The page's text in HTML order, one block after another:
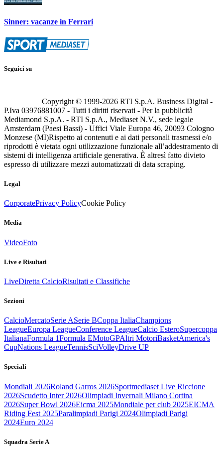
Sinner: vacanze in Ferrari
Seguici su
Copyright © 1999-2026 RTI S.p.A. Business Digital -
P.Iva 03976881007 - Tutti i diritti riservati - Per la pubblicità
Mediamond S.p.A. - RTI S.p.A., Mediaset N.V., sede legale
Amsterdam (Paesi Bassi) - Uffici Viale Europa 46, 20093 Cologno
Monzese (MI)Rispetto ai contenuti e ai dati personali trasmessi e/o
riprodotti è vietata ogni utilizzazione funzionale all’addestramento di
sistemi di intelligenza artificiale generativa. È altresì fatto divieto
espresso di utilizzare mezzi automatizzati di data scraping.
Legal
CorporatePrivacy PolicyCookie Policy
Media
VideoFoto
Live e Risultati
LiveDiretta CalcioRisultati e Classifiche
Sezioni
CalcioMercatoSerie ASerie BCoppa ItaliaChampions
LeagueEuropa LeagueConference LeagueCalcio EsteroSupercoppa
ItalianaFormula 1Formula EMotoGPAltri MotoriBasketAmerica's
CupNations LeagueTennisSciVolleyDrive UP
Speciali
Mondiali 2026Roland Garros 2026Sportmediaset Live Riccione
2026Scudetto Inter 2026Olimpiadi Invernali Milano Cortina
2026Super Bowl 2026Eicma 2025Mondiale per club 2025EICMA
Riding Fest 2025Paralimpiadi Parigi 2024Olimpiadi Parigi
2024Euro 2024
Squadra Serie A